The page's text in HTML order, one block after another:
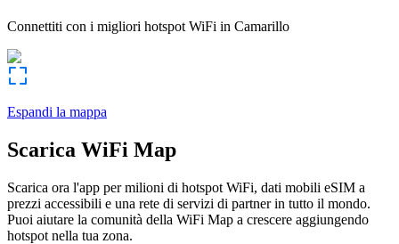
Connettiti con i migliori hotspot WiFi in Camarillo
Espandi la mappa
Scarica WiFi Map
Scarica ora l'app per milioni di hotspot WiFi, dati mobili eSIM a
prezzi accessibili e una rete di servizi di partner in tutto il mondo.
Puoi aiutare la comunità della WiFi Map a crescere aggiungendo
hotspot nella tua zona.